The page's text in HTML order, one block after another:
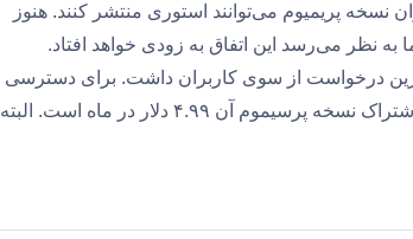
نسخه پریمیوم می‌توانند استوری منتشر کنند. هنوز
نظر می‌رسد این اتفاق به زودی خواهد افتاد.
درخواست‌ از سوی کاربران داشت. برای دسترسی
به قابلیت جدید استوری، باید آخرین نسخه اپلیکیشن تلگرام را دانلود کناید. هزینه اشتراک نسخه پرسیموم آن ۴.۹۹ دلار در ماه است. البته